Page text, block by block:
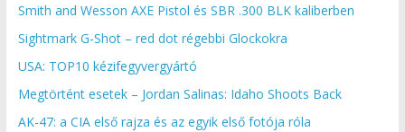
Smith and Wesson AXE Pistol és SBR .300 BLK kaliberben
Sightmark G-Shot – red dot régebbi Glockokra
USA: TOP10 kézifegyvergyártó
Megtörtént esetek – Jordan Salinas: Idaho Shoots Back
AK-47: a CIA első rajza és az egyik első fotója róla